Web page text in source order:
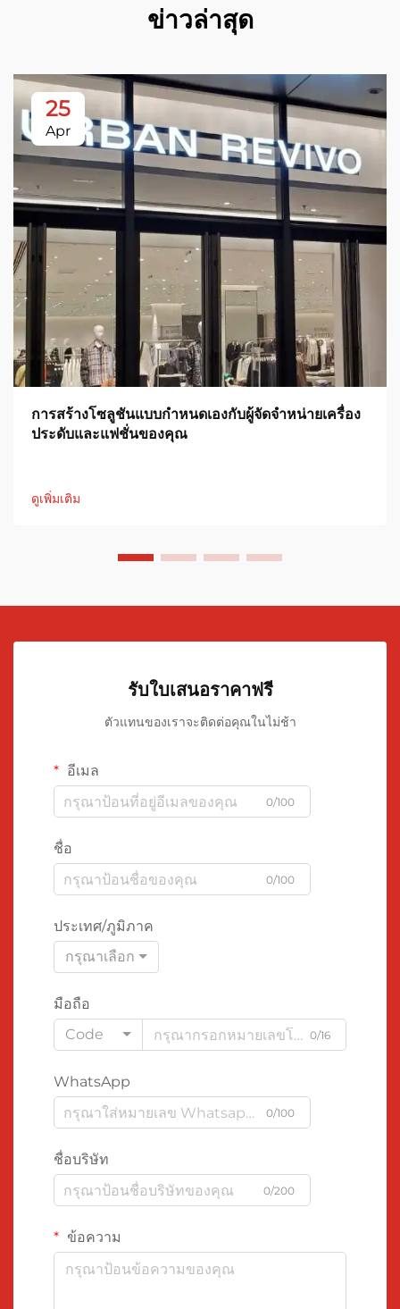
ข่าวล่าสุด
25
Apr
การสร้างโซลูชันแบบกำหนดเองกับผู้จัดจำหน่ายเครื่อง
ประดับและแฟชั่นของคุณ
ดูเพิ่มเติม
รับใบเสนอราคาฟรี
ตัวแทนของเราจะติดต่อคุณในไม่ช้า
อีเมล
0/100
ชื่อ
0/100
ประเทศ/ภูมิภาค
กรุณาเลือก
มือถือ
Code
0/16
WhatsApp
0/100
ชื่อบริษัท
0/200
ข้อความ